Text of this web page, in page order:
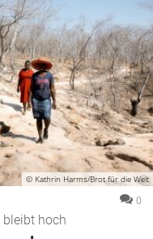
© Kathrin Harms/Brot für die Welt
0
bleibt hoch